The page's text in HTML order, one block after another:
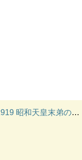
皇末弟の近現代史 中公新書